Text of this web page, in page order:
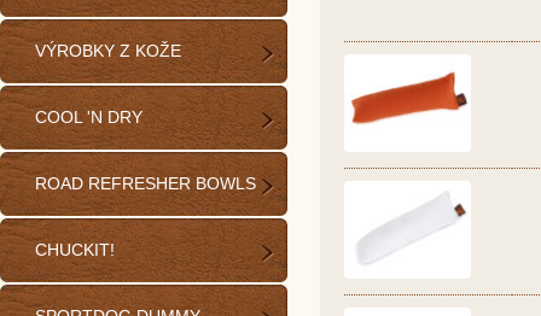
VÝROBKY Z KOŽE
COOL 'N DRY
ROAD REFRESHER BOWLS
CHUCKIT!